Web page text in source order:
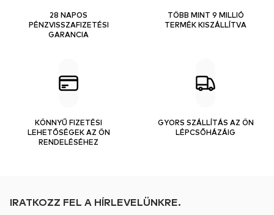
28 NAPOS
PÉNZVISSZAFIZETÉSI
GARANCIA
TÖBB MINT 9 MILLIÓ
TERMÉK KISZÁLLÍTVA
KÖNNYŰ FIZETÉSI
LEHETŐSÉGEK AZ ÖN
RENDELÉSÉHEZ
GYORS SZÁLLÍTÁS AZ ÖN
LÉPCSŐHÁZÁIG
IRATKOZZ FEL A HÍRLEVELÜNKRE.